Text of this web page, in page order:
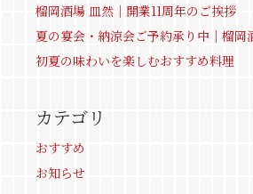
榴岡酒場 皿然｜開業11周年のご挨拶
夏の宴会・納涼会ご予約承り中｜榴岡
初夏の味わいを楽しむおすすめ料理
カテゴリ
おすすめ
お知らせ